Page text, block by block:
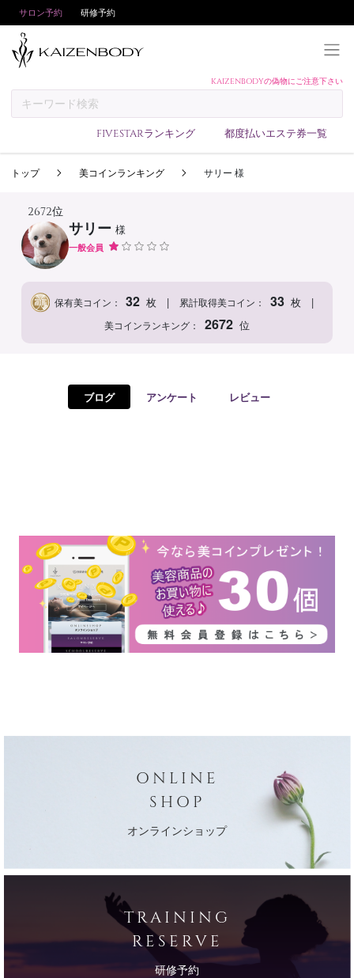
サロン予約 研修予約
KAIZENBODYの偽物にご注意下さい
FIVESTARランキング 都度払いエステ券一覧
予約方法
サロンランキング
求人
トップ 美コインランキング サリー 様
2672位
サリー 様
一般会員
保有美コイン： 32 枚 | 累計取得美コイン： 33枚 |
美コインランキング： 2672位
ブログ アンケート レビュー
ONLINE
SHOP
オンラインショップ
TRAINING
RESERVE
研修予約